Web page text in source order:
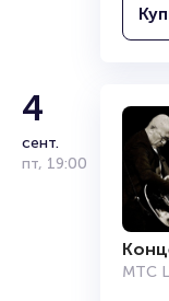
4
сент.
пт, 19:00
МТС